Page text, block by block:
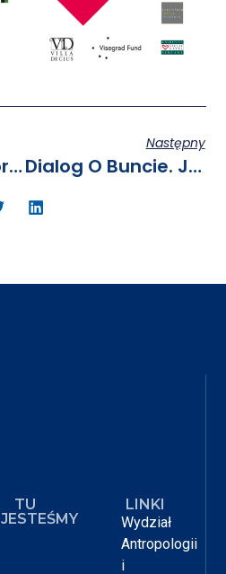
Koncert Duetu Fortepianowego Per Quattro
Następny
Dialog O Buncie. Jednostki O Masach. O Filozofii Ortegi Y Gasseta, O „Buncie Mas” I Kulturze Zachodu.
TU
JESTEŚMY
LINKI
Wydział
Antropologii
i